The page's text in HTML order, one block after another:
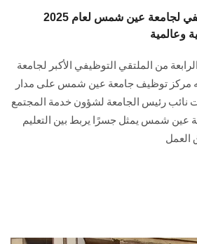
الزائـرون
سجل الان
انطلاق أكبر ملتقى توظيفي لجامعة عين شمس لعام 2025
من الملتقي التوظيفي الأكبر لجامعة
مركز توظيف جامعة عين شمس على مدار
وأكدت نائب رئيس الجامعة لشؤون خدمة المجتمع
عين شمس يمثل جسرًا يربط بين التعليم
العمل